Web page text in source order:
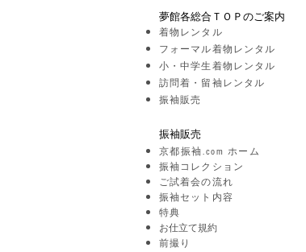
夢館各総合ＴＯＰのご案内
着物レンタル
フォーマル着物レンタル
小・中学生着物レンタル
訪問着・留袖レンタル
振袖販売
振袖販売
京都振袖.com ホーム
振袖コレクション
ご試着会の流れ
振袖セット内容
特典
お仕立て規約
前撮り